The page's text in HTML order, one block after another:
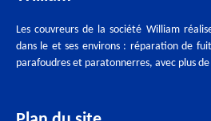
Les couvreurs de la société William
dans le et ses environs : réparation de
parafoudres et paratonnerres, avec plus de